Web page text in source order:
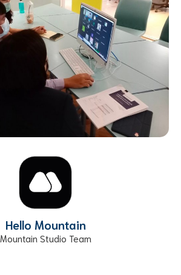
Hello Mountain
Mountain Studio Team